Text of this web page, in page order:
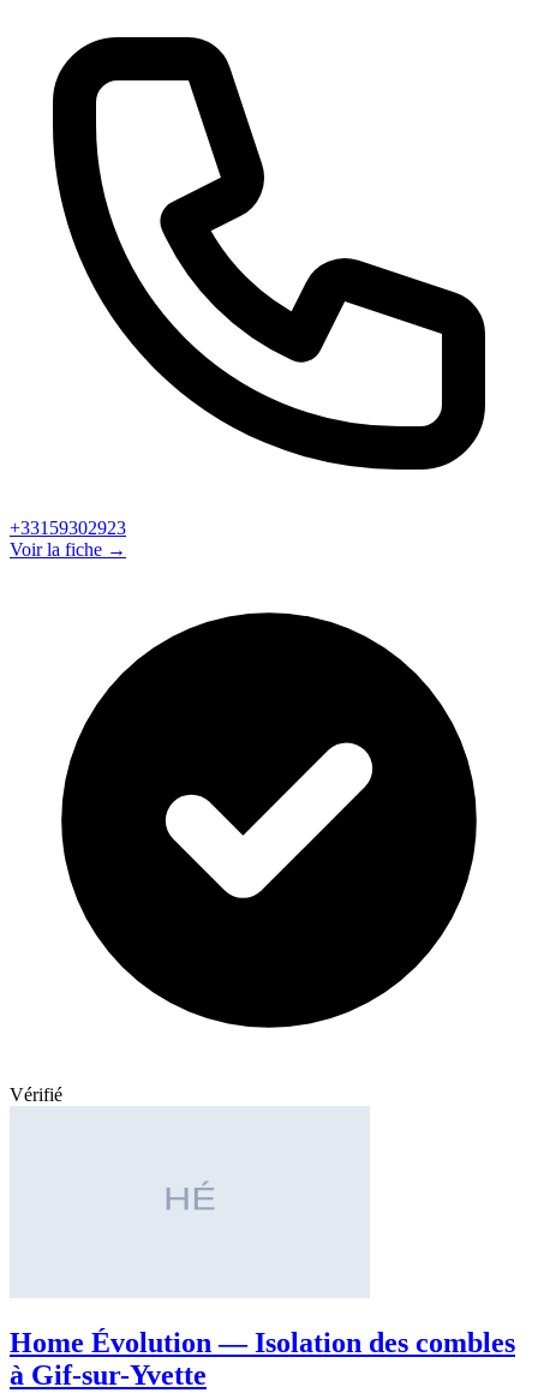
+33159302923
Voir la fiche →
Vérifié
Home Évolution — Isolation des combles
à Gif-sur-Yvette